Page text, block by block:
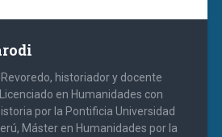
historiador y docente
en Humanidades con
por la Pontificia Universidad
Máster en Humanidades por la